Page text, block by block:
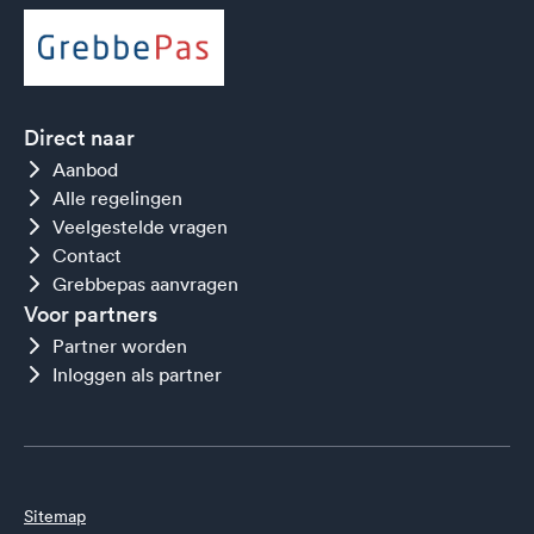
Direct naar
Aanbod
Alle regelingen
Veelgestelde vragen
Contact
Grebbepas aanvragen
Voor partners
Partner worden
Inloggen als partner
Sitemap